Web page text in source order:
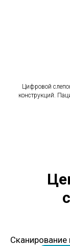
Цифровой
конструкций.
Сканирование